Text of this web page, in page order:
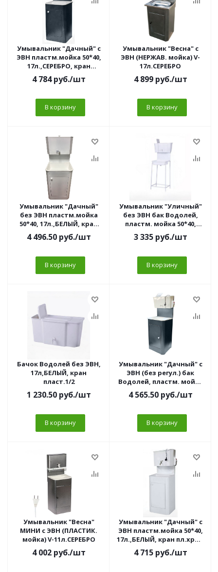
Умывальник "Дачный" с
ЭВН пластм.мойка 50*40,
17л.,СЕРЕБРО, кран
пл.хром 1/2
4 784руб./шт
В корзину
Умывальник "Весна" с
ЭВН (НЕРЖАВ. мойка) V-
17л.СЕРЕБРО
4 899руб./шт
В корзину
Умывальник "Дачный"
без ЭВН пластм.мойка
50*40, 17л.,БЕЛЫЙ, кран
пл.хром 1/2
4 496.50руб./шт
В корзину
Умывальник "Уличный"
без ЭВН бак Водолей,
пластм. мойка 50*40,
17л,БЕЛЫЙ, кран
пласт.1/2
3 335руб./шт
В корзину
Бачок Водолей без ЭВН,
17л,БЕЛЫЙ, кран
пласт.1/2
1 230.50руб./шт
В корзину
Умывальник "Дачный" с
ЭВН (без регул.) бак
Водолей, пластм. мойка
50*40, 17л,СЕРЕБРО, кран
пласт.1/2
4 565.50руб./шт
В корзину
Умывальник "Весна"
МИНИ с ЭВН (ПЛАСТИК.
мойка) V-11л.СЕРЕБРО
4 002руб./шт
Умывальник "Дачный" с
ЭВН пластм.мойка 50*40,
17л.,БЕЛЫЙ, кран пл.хром
4 715руб./шт